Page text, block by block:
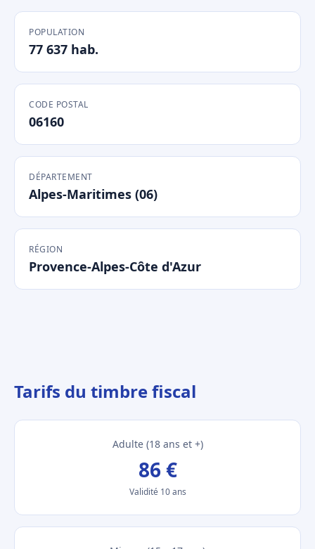
POPULATION
77 637 hab.
CODE POSTAL
06160
DÉPARTEMENT
Alpes-Maritimes (06)
RÉGION
Provence-Alpes-Côte d'Azur
Tarifs du timbre fiscal
Adulte (18 ans et +)
86 €
Validité 10 ans